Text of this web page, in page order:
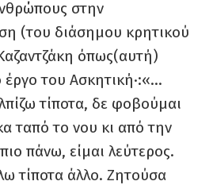
στην
(του διάσημου κρητικού
όπως(αυτή)
του Ασκητική·:«…
τίποτα, δε φοβούμαι
ταπό το νου κι από την
πάνω, είμαι λεύτερος.
τίποτα άλλο. Ζητούσα